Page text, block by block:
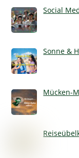
Social
Sonne &
Mücken-